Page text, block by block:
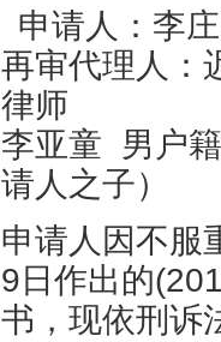
申请人：李
再审代理人
律师
李亚童 男户
请人之子）
申请人因不服
9日作出的
书，现依刑诉